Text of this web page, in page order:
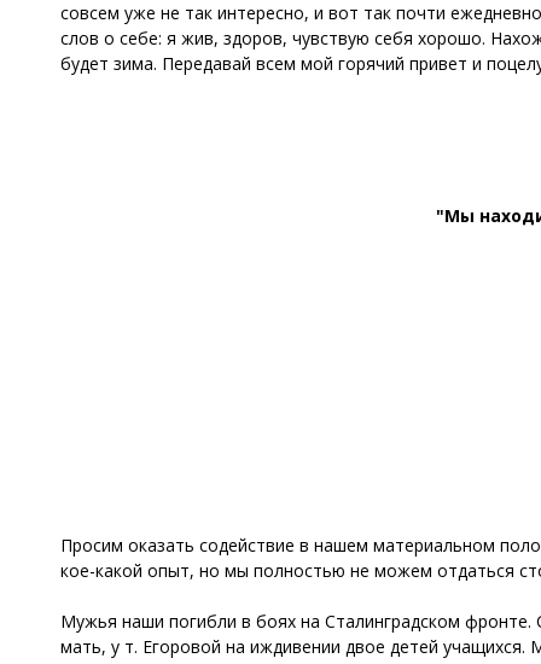
совсем уже не так интересно, и вот так почти
слов о себе: я жив, здоров, чувствую себя хорошо.
будет зима. Передавай всем мой горячий привет и
"Мы
Просим оказать содействие в нашем материальном
кое-какой опыт, но мы полностью не можем отдаться
Мужья наши погибли в боях на Сталинградском фронте.
мать, у т. Егоровой на иждивении двое детей учащихся.